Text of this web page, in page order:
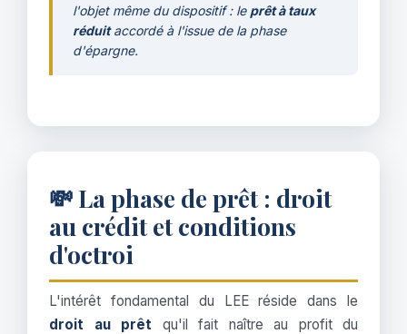
l'objet même du dispositif : le prêt à taux
réduitaccordé à l'issue de la phase
d'épargne.
💸 La phase de prêt : droit
au crédit et conditions
d'octroi
L'intérêt fondamental du LEE réside dans le
droit au prêt qu'il fait naître au profit du